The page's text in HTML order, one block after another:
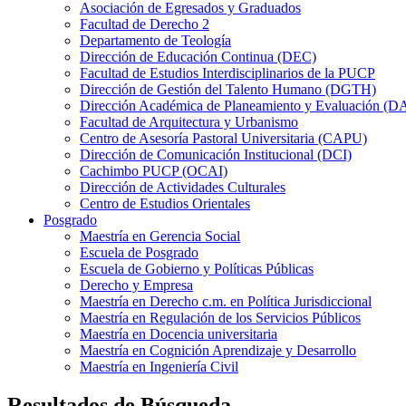
Asociación de Egresados y Graduados
Facultad de Derecho 2
Departamento de Teología
Dirección de Educación Continua (DEC)
Facultad de Estudios Interdisciplinarios de la PUCP
Dirección de Gestión del Talento Humano (DGTH)
Dirección Académica de Planeamiento y Evaluación
Facultad de Arquitectura y Urbanismo
Centro de Asesoría Pastoral Universitaria (CAPU)
Dirección de Comunicación Institucional (DCI)
Cachimbo PUCP (OCAI)
Dirección de Actividades Culturales
Centro de Estudios Orientales
Posgrado
Maestría en Gerencia Social
Escuela de Posgrado
Escuela de Gobierno y Políticas Públicas
Derecho y Empresa
Maestría en Derecho c.m. en Política Jurisdiccional
Maestría en Regulación de los Servicios Públicos
Maestría en Docencia universitaria
Maestría en Cognición Aprendizaje y Desarrollo
Maestría en Ingeniería Civil